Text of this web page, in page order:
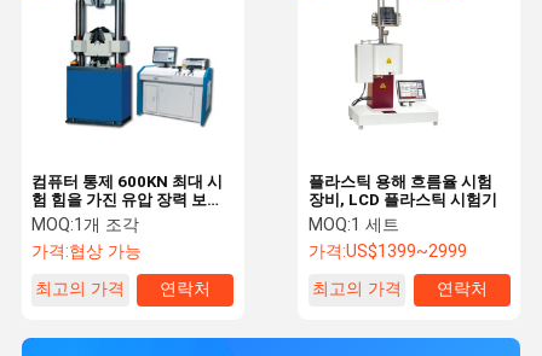
컴퓨터 통제 600KN 최대 시
험 힘을 가진 유압 장력 보편
적인 시험기
MOQ:1개 조각
가격:협상 가능
최고의 가격
연락처
플라스틱 용해 흐름율 시험
장비, LCD 플라스틱 시험기
MOQ:1 세트
가격:US$1399~2999
최고의 가격
연락처